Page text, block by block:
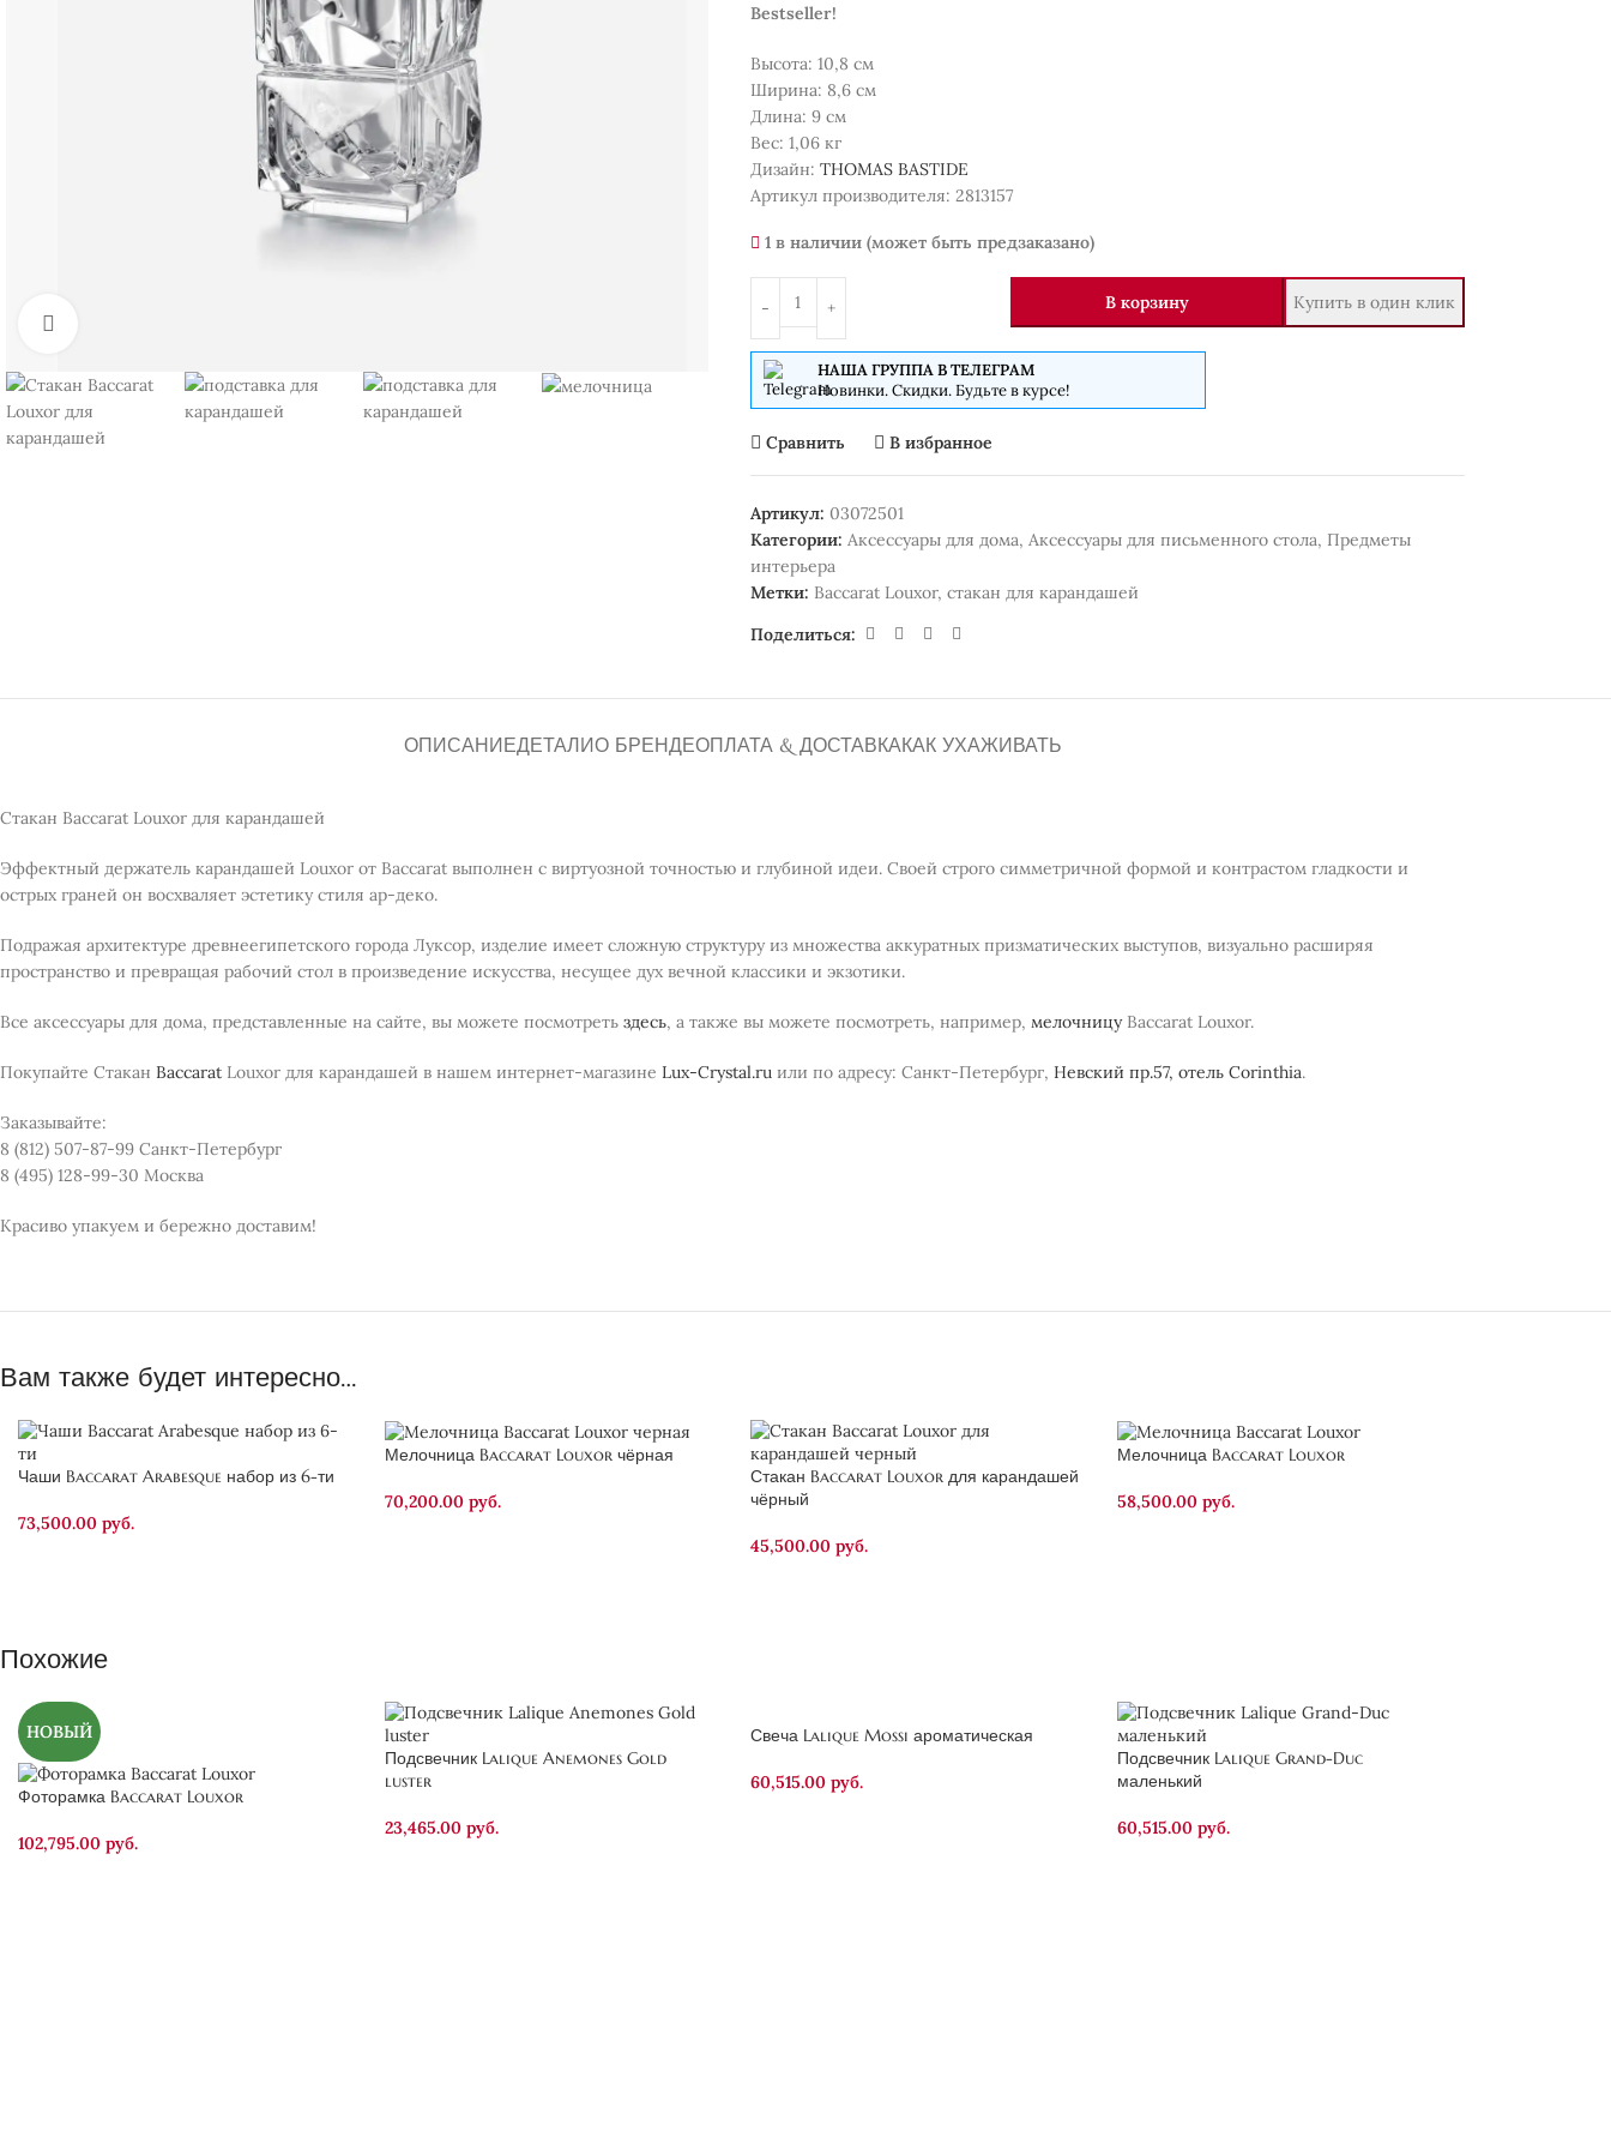
Bestseller!
Высота: 10,8 см
Ширина: 8,6 см
Длина: 9 см
Вес: 1,06 кг
Дизайн: THOMAS BASTIDE
Артикул производителя: 2813157
1 в наличии (может быть предзаказано)
В корзину Купить в один клик
НАША ГРУППА В ТЕЛЕГРАМ
Новинки. Скидки. Будьте в курсе!
Сравнить В избранное
Артикул: 03072501
Категории: Аксессуары для дома, Аксессуары для письменного стола, Предметы
интерьера
Метки: Baccarat Louxor, стакан для карандашей
Поделиться:
ОПИСАНИЕДЕТАЛИО БРЕНДЕОПЛАТА & ДОСТАВКАКАК УХАЖИВАТЬ
Стакан Baccarat Louxor для карандашей
Эффектный держатель карандашей Louxor от Baccarat выполнен с виртуозной точностью и глубиной идеи. Своей строго симметричной формой и контрастом гладкости и
острых граней он восхваляет эстетику стиля ар-деко.
Подражая архитектуре древнеегипетского города Луксор, изделие имеет сложную структуру из множества аккуратных призматических выступов, визуально расширяя
пространство и превращая рабочий стол в произведение искусства, несущее дух вечной классики и экзотики.
Все аксессуары для дома, представленные на сайте, вы можете посмотреть здесь, а также вы можете посмотреть, например, мелочницуBaccarat Louxor.
Покупайте Стакан Baccarat Louxor для карандашей в нашем интернет-магазине Lux-Crystal.ru или по адресу: Санкт-Петербург, Невский пр.57, отель Corinthia.
Заказывайте:
8 (812) 507-87-99 Санкт-Петербург
8 (495) 128-99-30 Москва
Красиво упакуем и бережно доставим!
Вам также будет интересно…
Чаши Baccarat Arabesque набор из 6-ти
73,500.00 руб.
Мелочница Baccarat Louxor чёрная
70,200.00 руб.
Стакан Baccarat Louxor для карандашей
чёрный
45,500.00 руб.
Мелочница Baccarat Louxor
58,500.00 руб.
Похожие
НОВЫЙ
Фоторамка Baccarat Louxor
102,795.00 руб.
Подсвечник Lalique Anemones Gold
luster
23,465.00 руб.
Свеча Lalique Mossi ароматическая
60,515.00 руб.
Подсвечник Lalique Grand-Duc
маленький
60,515.00 руб.